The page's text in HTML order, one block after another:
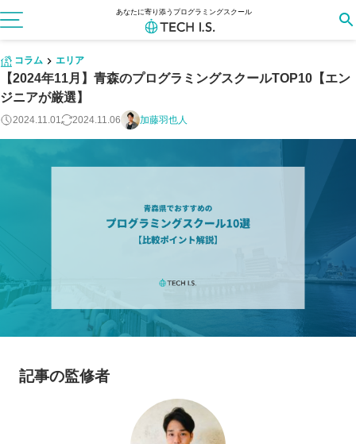
あなたに寄り添うプログラミングスクール
コラム エリア
【2024年11月】青森のプログラミングスクールTOP10【エン
ジニアが厳選】
2024.11.01 2024.11.06 加藤羽也人
記事の監修者